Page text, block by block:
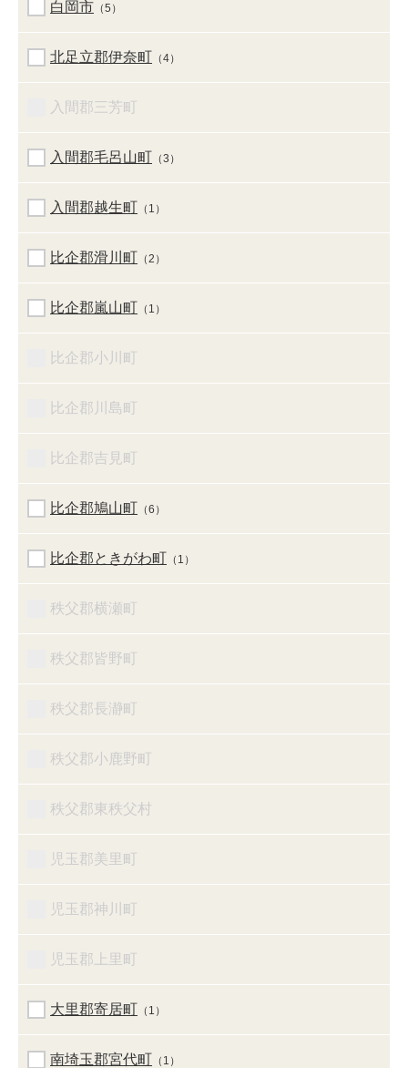
白岡市 （5）
北足立郡伊奈町 （4）
入間郡三芳町
入間郡毛呂山町 （3）
入間郡越生町 （1）
比企郡滑川町 （2）
比企郡嵐山町 （1）
比企郡小川町
比企郡川島町
比企郡吉見町
比企郡鳩山町 （6）
比企郡ときがわ町 （1）
秩父郡横瀬町
秩父郡皆野町
秩父郡長瀞町
秩父郡小鹿野町
秩父郡東秩父村
児玉郡美里町
児玉郡神川町
児玉郡上里町
大里郡寄居町 （1）
南埼玉郡宮代町 （1）